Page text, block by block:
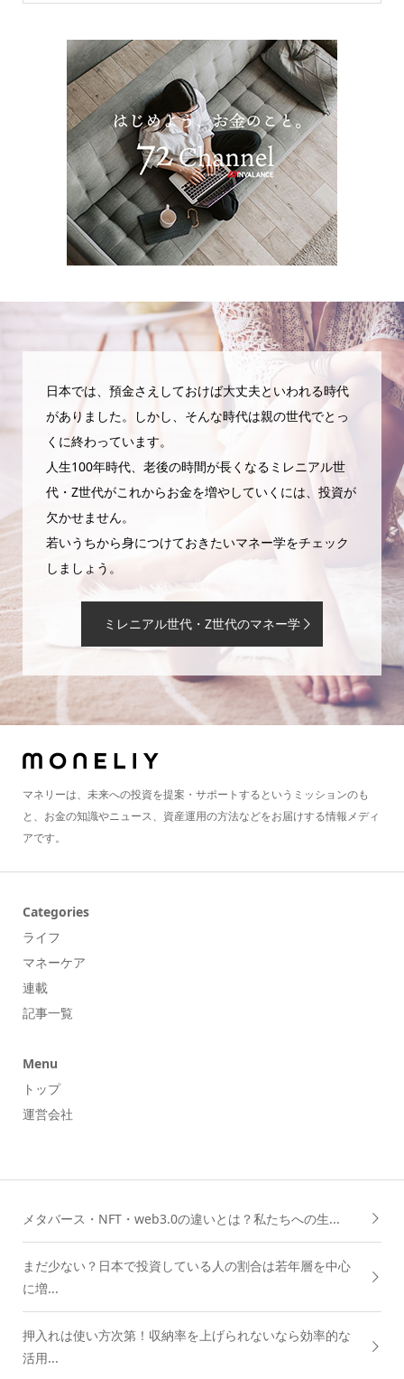
日本では、預金さえしておけば大丈夫といわれる時代
がありました。しかし、そんな時代は親の世代でとっ
くに終わっています。
人生100年時代、老後の時間が長くなるミレニアル世
代・Z世代がこれからお金を増やしていくには、投資が
欠かせません。
若いうちから身につけておきたいマネー学をチェック
しましょう。
ミレニアル世代・Z世代のマネー学
マネリーは、未来への投資を提案・サポートするというミッションのも
と、お金の知識やニュース、資産運用の方法などをお届けする情報メディ
アです。
Categories
ライフ
マネーケア
連載
記事一覧
Menu
トップ
運営会社
メタバース・NFT・web3.0の違いとは？私たちへの生...
まだ少ない？日本で投資している人の割合は若年層を中心
に増...
押入れは使い方次第！収納率を上げられないなら効率的な
活用...